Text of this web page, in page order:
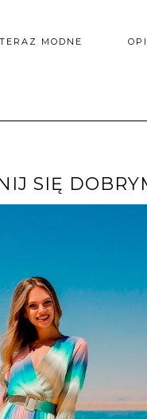
MODNE
SIĘ